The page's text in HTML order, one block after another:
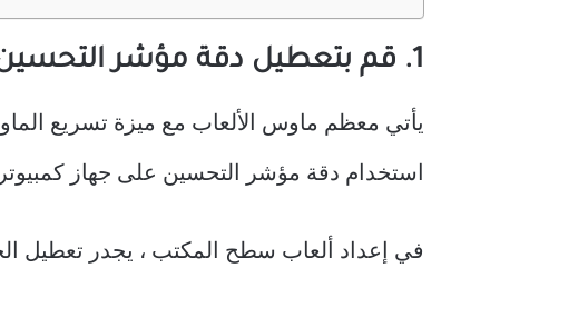
1. قم بتعطيل دقة مؤشر التحسين
استخدام دقة مؤشر التحسين على جهاز
في إعداد ألعاب سطح المكتب ، يجدر تعطيل